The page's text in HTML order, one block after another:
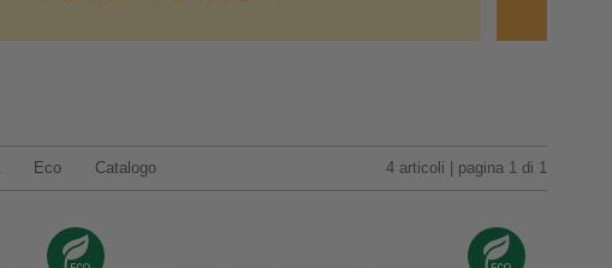
Eco Catalogo 4 articoli | pagina 1 di 1